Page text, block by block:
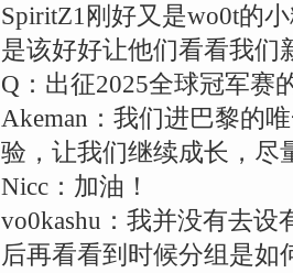
SpiritZ1刚好又是wo0t的
是该好好让他们看看我们
Q：出征2025全球冠军赛
Akeman：我们进巴黎的
验，让我们继续成长，尽
Nicc：加油！
vo0kashu：我并没有去
后再看看到时候分组是